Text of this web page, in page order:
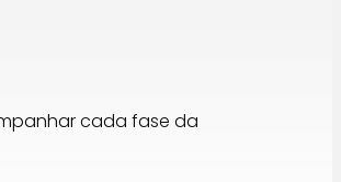
cada fase da